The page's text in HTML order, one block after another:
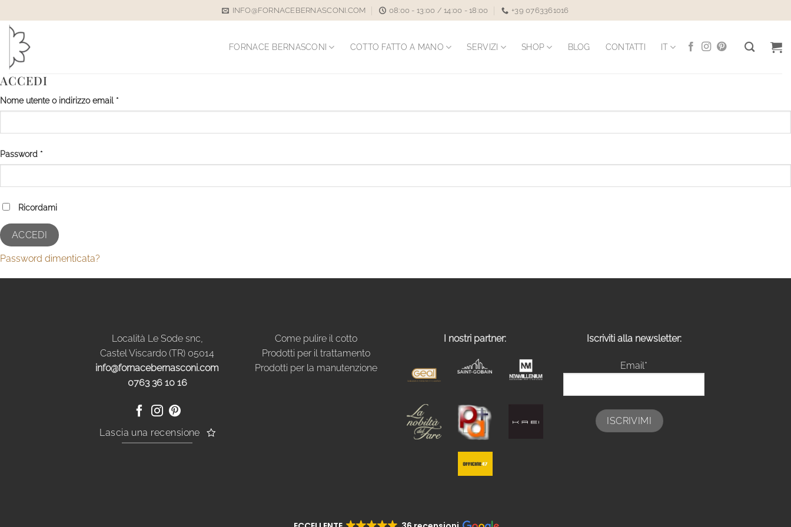
ai
contenuti
INFO@FORNACEBERNASCONI.COM 08:00 - 13:00 / 14:00 - 18:00 +39 0763361016
FORNACE BERNASCONI COTTO FATTO A MANO SERVIZI SHOP BLOG CONTATTI IT
ACCEDI
Nome utente o indirizzo email *Richiesto
Password *Richiesto
Ricordami
ACCEDI
Password dimenticata?
Località Le Sode snc,
Castel Viscardo (TR) 05014
info@fornacebernasconi.com
0763 36 10 16
Lascia una recensione
Come pulire il cotto
Prodotti per il trattamento
Prodotti per la manutenzione
I nostri partner: Iscriviti alla newsletter:
Email*